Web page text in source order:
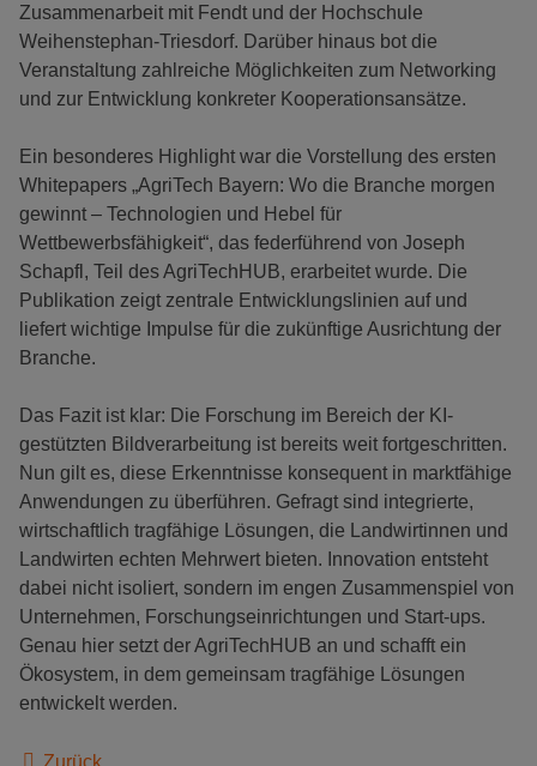
Zusammenarbeit mit Fendt und der Hochschule
Weihenstephan-Triesdorf. Darüber hinaus bot die
Veranstaltung zahlreiche Möglichkeiten zum Networking
und zur Entwicklung konkreter Kooperationsansätze.
Ein besonderes Highlight war die Vorstellung des ersten
Whitepapers „AgriTech Bayern: Wo die Branche morgen
gewinnt – Technologien und Hebel für
Wettbewerbsfähigkeit“, das federführend von Joseph
Schapfl, Teil des AgriTechHUB, erarbeitet wurde. Die
Publikation zeigt zentrale Entwicklungslinien auf und
liefert wichtige Impulse für die zukünftige Ausrichtung der
Branche.
Das Fazit ist klar: Die Forschung im Bereich der KI-
gestützten Bildverarbeitung ist bereits weit fortgeschritten.
Nun gilt es, diese Erkenntnisse konsequent in marktfähige
Anwendungen zu überführen. Gefragt sind integrierte,
wirtschaftlich tragfähige Lösungen, die Landwirtinnen und
Landwirten echten Mehrwert bieten. Innovation entsteht
dabei nicht isoliert, sondern im engen Zusammenspiel von
Unternehmen, Forschungseinrichtungen und Start-ups.
Genau hier setzt der AgriTechHUB an und schafft ein
Ökosystem, in dem gemeinsam tragfähige Lösungen
entwickelt werden.
Zurück